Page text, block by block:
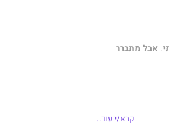
. אבל מתברר
תוהה אםקרא/י עוד..